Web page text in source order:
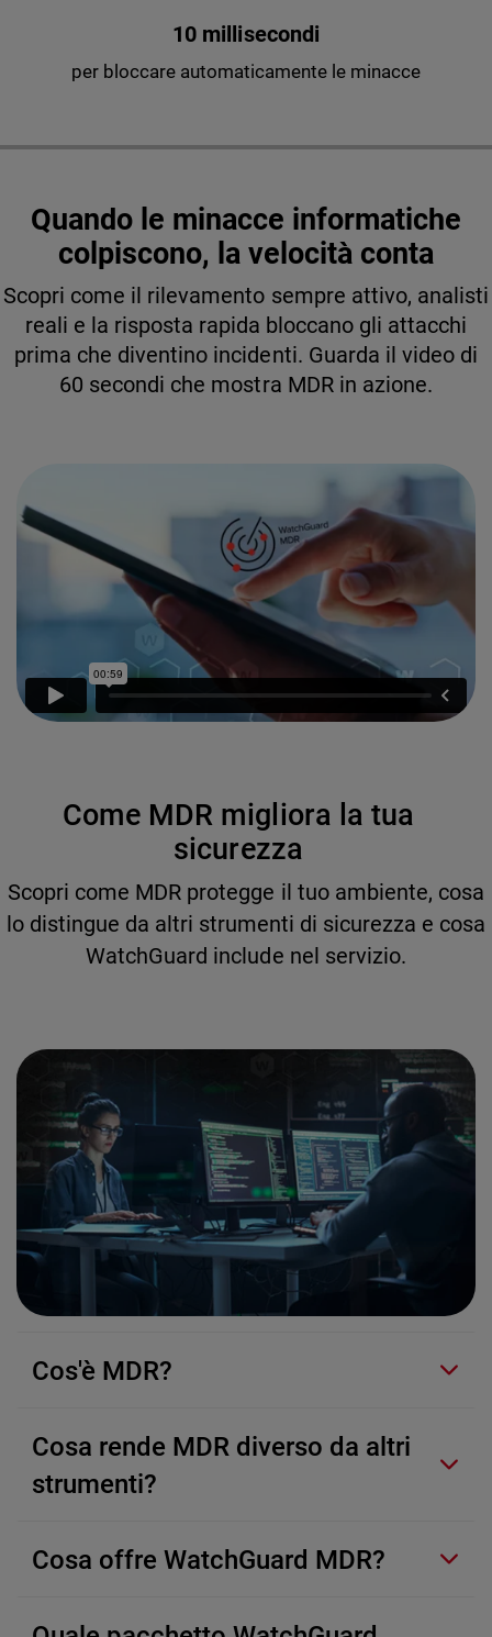
10 millisecondi
per bloccare automaticamente le minacce
Quando le minacce informatiche
colpiscono, la velocità conta
Scopri come il rilevamento sempre attivo, analisti
reali e la risposta rapida bloccano gli attacchi
prima che diventino incidenti. Guarda il video di
60 secondi che mostra MDR in azione.
Come MDR migliora la tua
sicurezza
Scopri come MDR protegge il tuo ambiente, cosa
lo distingue da altri strumenti di sicurezza e cosa
WatchGuard include nel servizio.
Cos'è MDR?
Cosa rende MDR diverso da altri
strumenti?
Cosa offre WatchGuard MDR?